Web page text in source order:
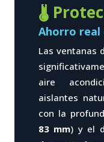
🌡️
Ahorro real
Las ventanas
aire
aislantes
con la
83 mm) y el